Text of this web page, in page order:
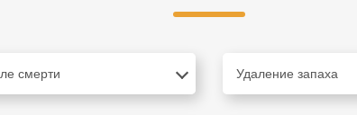
смерти Удаление запаха